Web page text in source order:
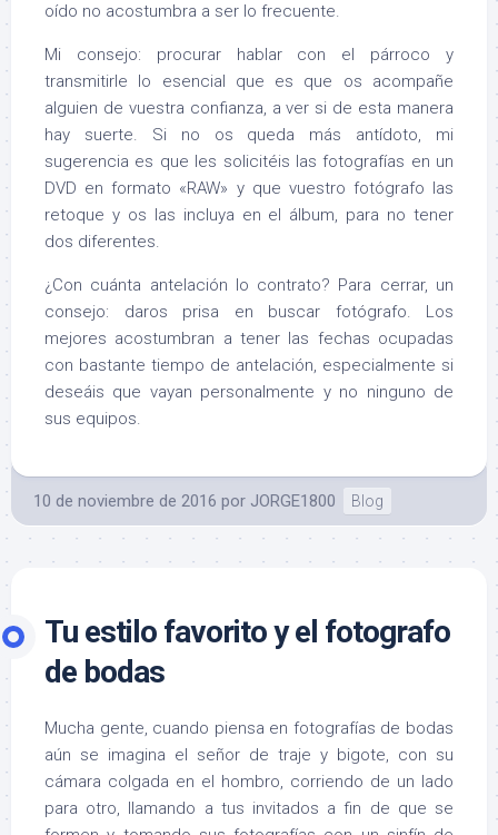
oído no acostumbra a ser lo frecuente.
Mi consejo: procurar hablar con el párroco y
transmitirle lo esencial que es que os acompañe
alguien de vuestra confianza, a ver si de esta manera
hay suerte. Si no os queda más antídoto, mi
sugerencia es que les solicitéis las fotografías en un
DVD en formato «RAW» y que vuestro fotógrafo las
retoque y os las incluya en el álbum, para no tener
dos diferentes.
¿Con cuánta antelación lo contrato? Para cerrar, un
consejo: daros prisa en buscar fotógrafo. Los
mejores acostumbran a tener las fechas ocupadas
con bastante tiempo de antelación, especialmente si
deseáis que vayan personalmente y no ninguno de
sus equipos.
10 de noviembre de 2016 por JORGE1800 Blog
Tu estilo favorito y el fotografo
de bodas
Mucha gente, cuando piensa en fotografías de bodas
aún se imagina el señor de traje y bigote, con su
cámara colgada en el hombro, corriendo de un lado
para otro, llamando a tus invitados a fin de que se